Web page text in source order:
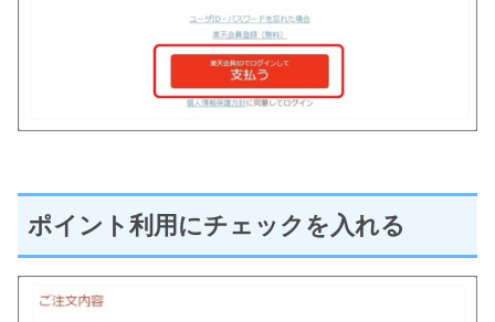
ポイント利用にチェックを入れる